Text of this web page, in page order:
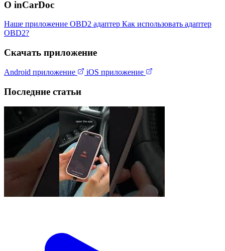
О inCarDoc
Наше приложение OBD2 адаптер Как использовать адаптер
OBD2?
Скачать приложение
Android приложение iOS приложение
Последние статьи